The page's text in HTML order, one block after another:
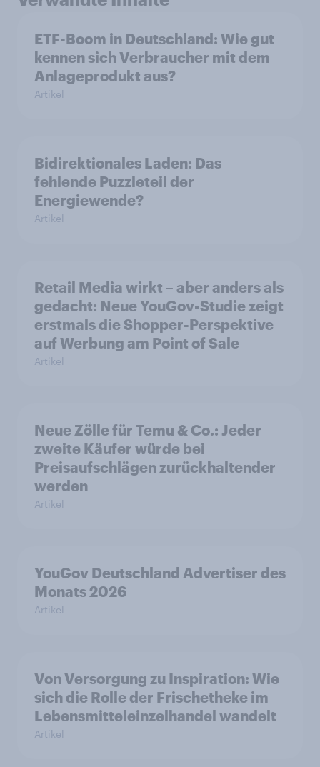
ETF-Boom in Deutschland: Wie gut
kennen sich Verbraucher mit dem
Anlageprodukt aus?
Artikel
Bidirektionales Laden: Das
fehlende Puzzleteil der
Energiewende?
Artikel
Retail Media wirkt – aber anders als
gedacht: Neue YouGov-Studie zeigt
erstmals die Shopper-Perspektive
auf Werbung am Point of Sale
Artikel
Neue Zölle für Temu & Co.: Jeder
zweite Käufer würde bei
Preisaufschlägen zurückhaltender
werden
Artikel
YouGov Deutschland Advertiser des
Monats 2026
Artikel
Von Versorgung zu Inspiration: Wie
sich die Rolle der Frischetheke im
Lebensmitteleinzelhandel wandelt
Artikel